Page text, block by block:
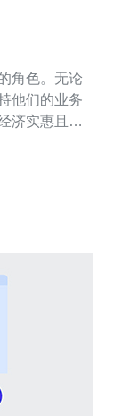
角色。无论
他们的业务
济实惠且可